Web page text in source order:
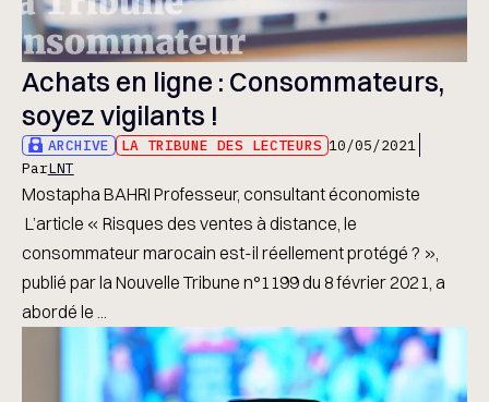
Achats en ligne : Consommateurs,
soyez vigilants !
ARCHIVE LA TRIBUNE DES LECTEURS 10/05/2021
ParLNT
Mostapha BAHRI Professeur, consultant économiste
L’article « Risques des ventes à distance, le
consommateur marocain est-il réellement protégé ? »,
publié par la Nouvelle Tribune n°1199 du 8 février 2021, a
abordé le ...